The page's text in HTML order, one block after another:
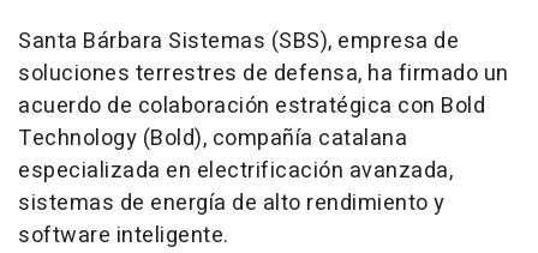
Santa Bárbara Sistemas (SBS), empresa de
soluciones terrestres de defensa, ha firmado un
acuerdo de colaboración estratégica con Bold
Technology (Bold), compañía catalana
especializada en electrificación avanzada,
sistemas de energía de alto rendimiento y
software inteligente.